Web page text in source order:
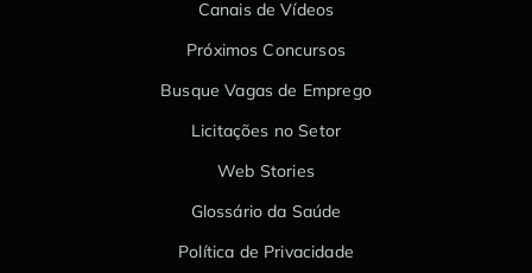
Canais de Vídeos
Próximos Concursos
Busque Vagas de Emprego
Licitações no Setor
Web Stories
Glossário da Saúde
Política de Privacidade